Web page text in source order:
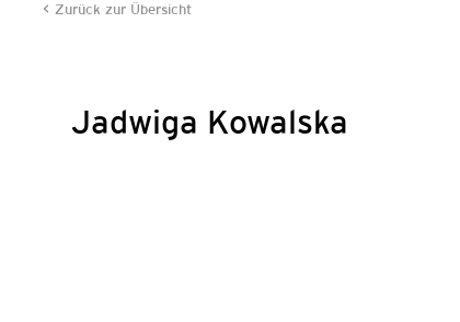
Zurück zur Übersicht
Jadwiga Kowalska